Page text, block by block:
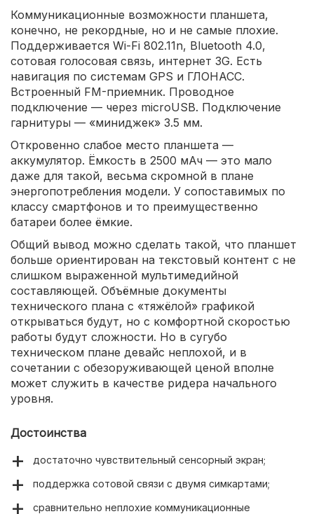
Коммуникационные возможности планшета,
конечно, не рекордные, но и не самые плохие.
Поддерживается Wi-Fi 802.11n, Bluetooth 4.0,
сотовая голосовая связь, интернет 3G. Есть
навигация по системам GPS и ГЛОНАСС.
Встроенный FM-приемник. Проводное
подключение — через microUSB. Подключение
гарнитуры — «миниджек» 3.5 мм.
Откровенно слабое место планшета —
аккумулятор. Ёмкость в 2500 мАч — это мало
даже для такой, весьма скромной в плане
энергопотребления модели. У сопоставимых по
классу смартфонов и то преимущественно
батареи более ёмкие.
Общий вывод можно сделать такой, что планшет
больше ориентирован на текстовый контент с не
слишком выраженной мультимедийной
составляющей. Объёмные документы
технического плана с «тяжёлой» графикой
открываться будут, но с комфортной скоростью
работы будут сложности. Но в сугубо
техническом плане девайс неплохой, и в
сочетании с обезоруживающей ценой вполне
может служить в качестве ридера начального
уровня.
Достоинства
достаточно чувствительный сенсорный экран;
поддержка сотовой связи с двумя симкартами;
сравнительно неплохие коммуникационные